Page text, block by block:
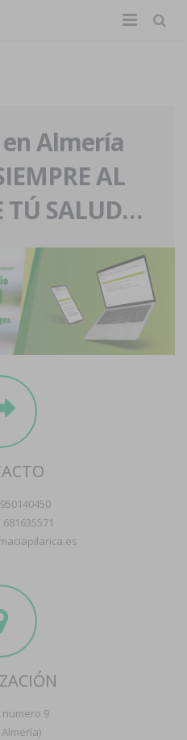
en Almería
AL
TÚ SALUD…
numero 9
Almería)